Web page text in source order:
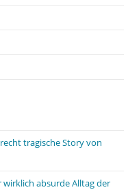
tragische Story von
absurde Alltag der